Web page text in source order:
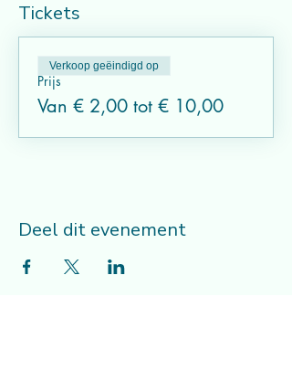
Tickets
Prijs
Van € 2,00 tot € 10,00
Verkoop geëindigd op
Deel dit evenement